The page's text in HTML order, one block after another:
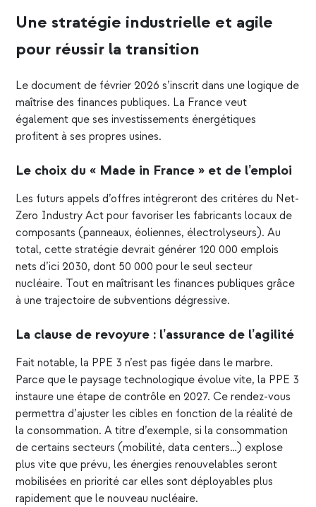
Une stratégie industrielle et agile
pour réussir la transition
Le document de février 2026 s’inscrit dans une logique de
maîtrise des finances publiques. La France veut
également que ses investissements énergétiques
profitent à ses propres usines.
Le choix du « Made in France » et de l’emploi
Les futurs appels d’offres intégreront des critères du Net-
Zero Industry Act pour favoriser les fabricants locaux de
composants (panneaux, éoliennes, électrolyseurs). Au
total, cette stratégie devrait générer 120 000 emplois
nets d’ici 2030, dont 50 000 pour le seul secteur
nucléaire. Tout en maîtrisant les finances publiques grâce
à une trajectoire de subventions dégressive.
La clause de revoyure : l’assurance de l’agilité
Fait notable, la PPE 3 n’est pas figée dans le marbre.
Parce que le paysage technologique évolue vite, la PPE 3
instaure une étape de contrôle en 2027. Ce rendez-vous
permettra d’ajuster les cibles en fonction de la réalité de
la consommation. A titre d’exemple, si la consommation
de certains secteurs (mobilité, data centers…) explose
plus vite que prévu, les énergies renouvelables seront
mobilisées en priorité car elles sont déployables plus
rapidement que le nouveau nucléaire.